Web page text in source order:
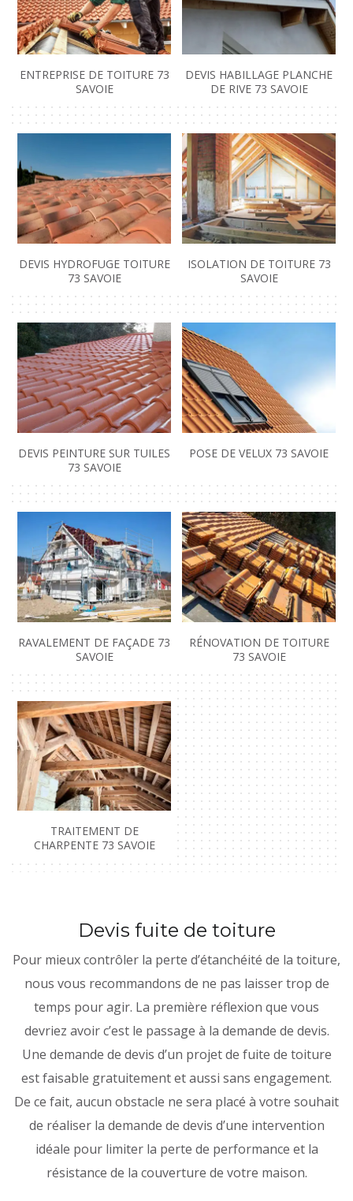
ENTREPRISE DE TOITURE 73
SAVOIE
DEVIS HABILLAGE PLANCHE
DE RIVE 73 SAVOIE
DEVIS HYDROFUGE TOITURE
73 SAVOIE
ISOLATION DE TOITURE 73
SAVOIE
DEVIS PEINTURE SUR TUILES
73 SAVOIE
POSE DE VELUX 73 SAVOIE
RAVALEMENT DE FAÇADE 73
SAVOIE
RÉNOVATION DE TOITURE
73 SAVOIE
TRAITEMENT DE
CHARPENTE 73 SAVOIE
Devis fuite de toiture
Pour mieux contrôler la perte d’étanchéité de la toiture,
nous vous recommandons de ne pas laisser trop de
temps pour agir. La première réflexion que vous
devriez avoir c’est le passage à la demande de devis.
Une demande de devis d’un projet de fuite de toiture
est faisable gratuitement et aussi sans engagement.
De ce fait, aucun obstacle ne sera placé à votre souhait
de réaliser la demande de devis d’une intervention
idéale pour limiter la perte de performance et la
résistance de la couverture de votre maison.